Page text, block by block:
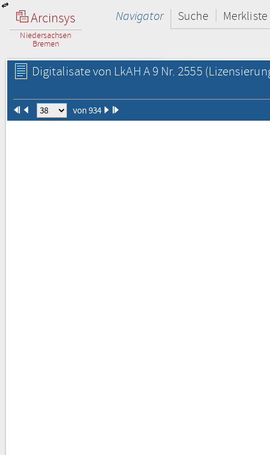
Arcinsys
Niedersachsen
Bremen
Navigator Suche Merkliste
Digitalisate von LkAH A 9 Nr. 2555
von 934